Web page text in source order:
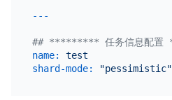
## ********* 任务信息配
name:
test
shard-mode:
"pessimistic"